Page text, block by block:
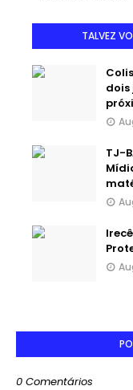
TALVEZ
dois
TJ-
0 Comentários